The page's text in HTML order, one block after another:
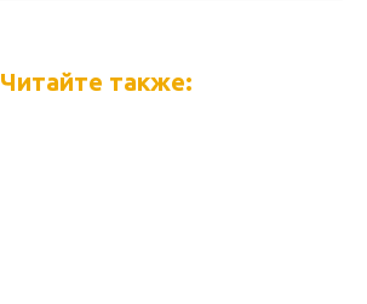
Читайте также: